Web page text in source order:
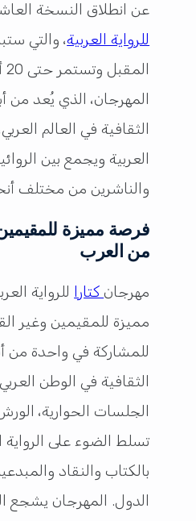
عن انطلاق النسخة
للرواية العربية، والتي
المهرجان، الذي يُعد من
الثقافية في العالم العربي،
العربية ويجمع بين
والناشرين من مختلف
فرصة مميزة للمقيمين
من العرب
مهرجانكتاراللرواية
مميزة للمقيمين وغير
للمشاركة في واحدة من
الثقافية في الوطن
الجلسات الحوارية،
تسلط الضوء على الرواية
بالكتاب والنقاد
الدول. المهرجان يشجع